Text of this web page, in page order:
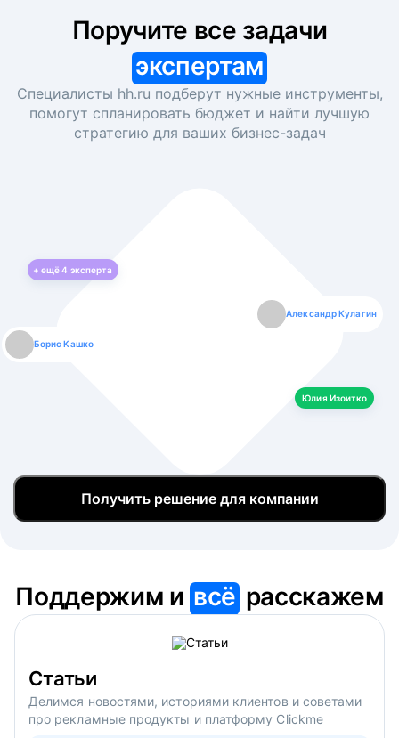
экспертам
Специалисты hh.ru подберут нужные инструменты,
помогут спланировать бюджет и найти лучшую
стратегию для ваших бизнес-задач
+ ещё4 эксперта
Борис Кашко
Александр Кулагин
Юлия Изоитко
Юлия Изоитко
Даниил Макаров
Александр Кулагин
Екатерина Лазаренко
Даниил Макаров
Борис Кашко
Екатерина Лазаренко
Юлия Изоитко
Получить решение для компании
Поддержим ивсё расскажем
Статьи
Делимся новостями, историями клиентов и советами
про рекламные продукты и платформу Clickme